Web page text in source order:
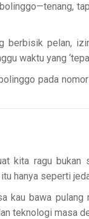
berbisik pelan,
waktu yang
pada
kita ragu
hanya seperti
kau bawa pulang
teknologi masa